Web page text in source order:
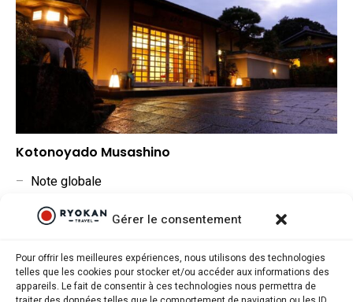
Gérer le consentement
Pour offrir les meilleures expériences, nous utilisons des technologies
telles que les cookies pour stocker et/ou accéder aux informations des
appareils. Le fait de consentir à ces technologies nous permettra de
Kotonoyado Musashino
– Note globale
Rapport qualité/prix